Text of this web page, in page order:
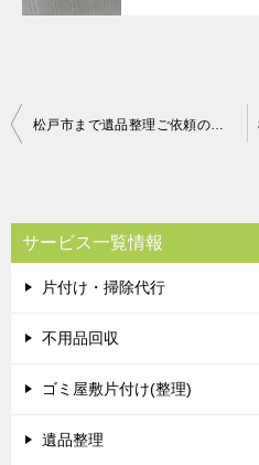
投
ビ
ゲ
ー
シ
松戸市まで遺品整理ご依頼のお客さまの声
サービス一覧情報
片付け・掃除代行
不用品回収
ゴミ屋敷片付け(整理)
遺品整理